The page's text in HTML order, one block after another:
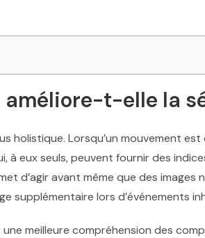
t-elle la
holistique. Lorsqu’un mouvement
à eux seuls, peuvent fournir des
d’agir avant même que des
supplémentaire lors d’événements
meilleure compréhension des